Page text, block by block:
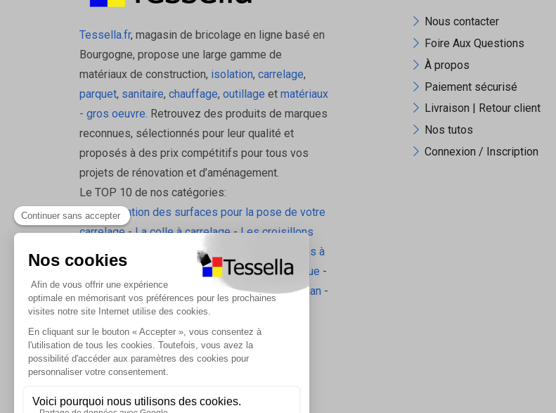
Tessella.fr, magasin de bricolage en ligne basé en
Bourgogne, propose une large gamme de
matériaux de construction, isolation, carrelage,
parquet, sanitaire, chauffage, outillage et matériaux
- gros oeuvre. Retrouvez des produits de marques
reconnues, sélectionnés pour leur qualité et
proposés à des prix compétitifs pour tous vos
projets de rénovation et d’aménagement.
Le TOP 10 de nos catégories:
La préparation des surfaces pour la pose de votre
carrelage-La colle à carrelage- Les croisillons
pavilift
Le carrelage sol intérieur
Les plinthes à
-L'isolation écologique -
Les accessoires d'isolation
- Radiateurs Brugman -
Les tablettes de douche
Nous contacter
Foire Aux Questions
À propos
Paiement sécurisé
Livraison | Retour client
Nos tutos
Connexion / Inscription